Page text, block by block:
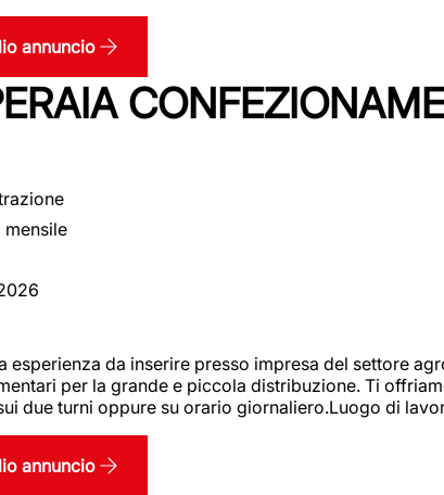
annuncio
mensile
esperienza da inserire presso impresa del settore
per la grande e piccola distribuzione. Ti
due turni oppure su orario giornaliero.Luogo di
annuncio